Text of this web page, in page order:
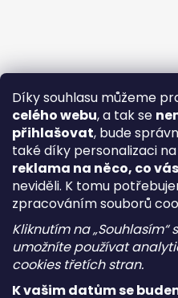
Díky souhlasu můžeme
celého webu, a tak se
přihlašovat, bude
také díky personalizaci
reklama na něco, co
neviděli. K tomu
zpracováním souborů
Kliknutím na „Souhlasím“
umožníte používat
cookies třetích stran.
K vašim datům se